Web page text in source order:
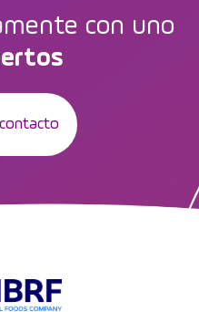
con uno